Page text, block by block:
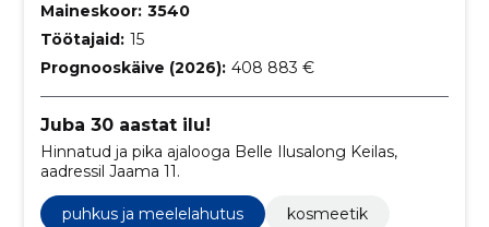
Maineskoor: 3540
Töötajaid: 15
Prognooskäive (2026): 408 883 €
Juba 30 aastat ilu!
Hinnatud ja pika ajalooga Belle Ilusalong Keilas,
aadressil Jaama 11.
puhkus ja meelelahutus
kosmeetik